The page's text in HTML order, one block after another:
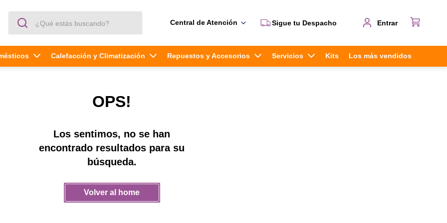
Central de Atención Sigue tu Despacho Entrar
Calefacción y Climatización Repuestos y Accesorios Servicios Kits Los más vendidos
OPS!
Los sentimos, no se han
encontrado resultados para su
búsqueda.
Volver al home